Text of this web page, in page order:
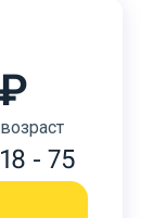
возраст
18 - 75